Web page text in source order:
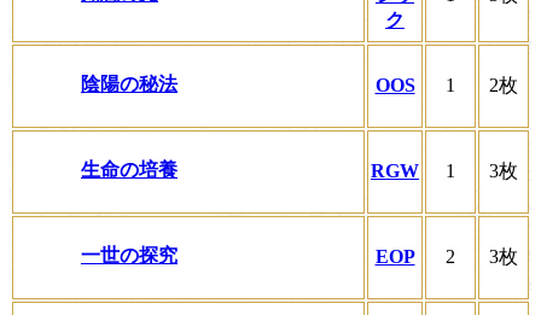
ク
陰陽の秘法 OOS 1 2枚
生命の培養 RGW 1 3枚
一世の探究 EOP 2 3枚